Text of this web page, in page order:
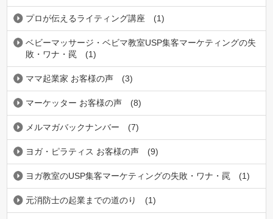
プロが伝えるライティング講座 (1)
ベビーマッサージ・ベビマ教室USP集客マーケティングの失
敗・ワナ・罠
(1)
ママ起業家 お客様の声 (3)
マーケッター お客様の声 (8)
メルマガバックナンバー (7)
ヨガ・ピラティス お客様の声 (9)
ヨガ教室のUSP集客マーケティングの失敗・ワナ・罠 (1)
元消防士の起業までの道のり (1)